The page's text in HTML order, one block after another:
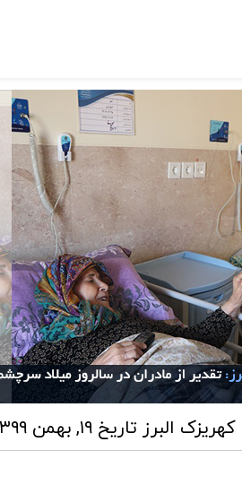
البرز تاریخ ۱۹, بهمن ۱۳۹۹ ساعت ۰۶:۰۳